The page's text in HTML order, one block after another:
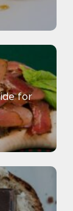
for